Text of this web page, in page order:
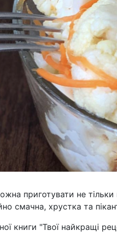
приготувати не
смачна, хрустка та
книги "Твої найкращі